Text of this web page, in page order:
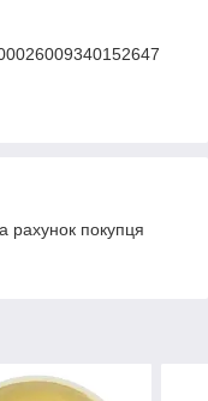
рахунок покупця